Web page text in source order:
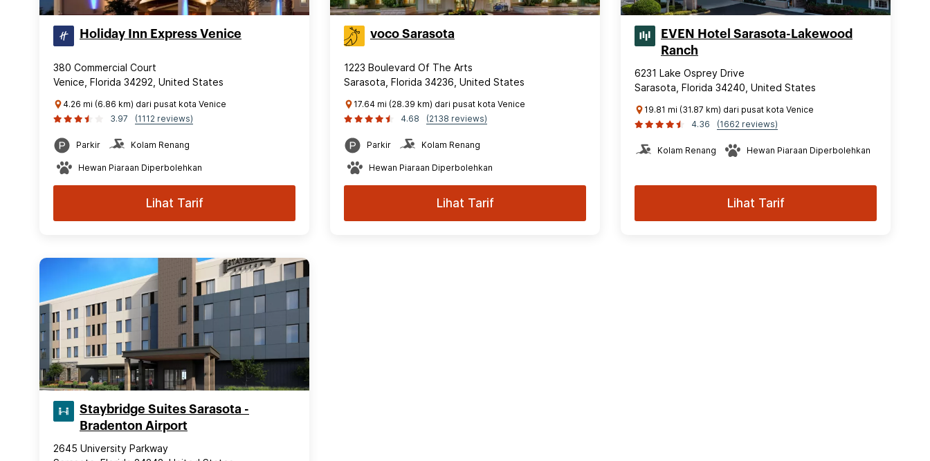
Holiday Inn Express Venice
380 Commercial Court
Venice, Florida 34292, United States
4.26 mi (6.86 km) dari pusat kota Venice
3.97
(1112 reviews)
Parkir Kolam Renang
Hewan Piaraan Diperbolehkan
Lihat Tarif
voco Sarasota
1223 Boulevard Of The Arts
Sarasota, Florida 34236, United States
17.64 mi (28.39 km) dari pusat kota Venice
4.68
(2138 reviews)
Parkir Kolam Renang
Hewan Piaraan Diperbolehkan
Lihat Tarif
EVEN Hotel Sarasota-Lakewood
Ranch
6231 Lake Osprey Drive
Sarasota, Florida 34240, United States
19.81 mi (31.87 km) dari pusat kota Venice
4.36
(1662 reviews)
Kolam Renang Hewan Piaraan Diperbolehkan
Lihat Tarif
Staybridge Suites Sarasota -
Bradenton Airport
2645 University Parkway